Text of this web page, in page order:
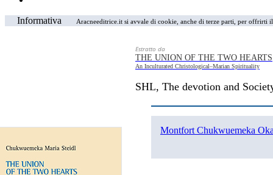
Informativa Aracneeditrice.it si avvale di cookie, anche di terze parti, per
Estratto da
THE UNION OF THE TWO HEARTS
An Inculturated Christological–Marian Spirituality
SHL, The devotion and
Montfort Chukwuemeka